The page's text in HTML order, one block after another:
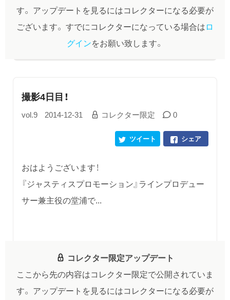
す。 アップデートを見るにはコレクターになる必要が
ございます。 すでにコレクターになっている場合はロ
グインをお願い致します。
撮影4日目！
vol.9 2014-12-31 コレクター限定 0
シェア
ツイート
おはようございます！
『ジャスティスプロモーション』ラインプロデュー
サー兼主役の堂浦で...
コレクター限定アップデート
ここから先の内容はコレクター限定で公開されていま
す。 アップデートを見るにはコレクターになる必要が